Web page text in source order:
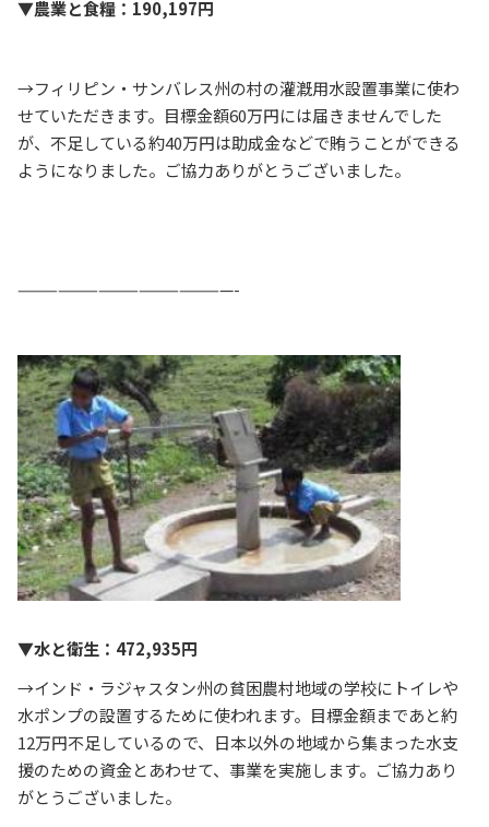
▼農業と食糧：190,197円
→フィリピン・サンバレス州の村の灌漑用水設置事業に使わ
せていただきます。目標金額60万円には届きませんでした
が、不足している約40万円は助成金などで賄うことができる
ようになりました。ご協力ありがとうございました。
————————————————-
▼水と衛生：472,935円
→インド・ラジャスタン州の貧困農村地域の学校にトイレや
水ポンプの設置するために使われます。目標金額まであと約
12万円不足しているので、日本以外の地域から集まった水支
援のための資金とあわせて、事業を実施します。ご協力あり
がとうございました。